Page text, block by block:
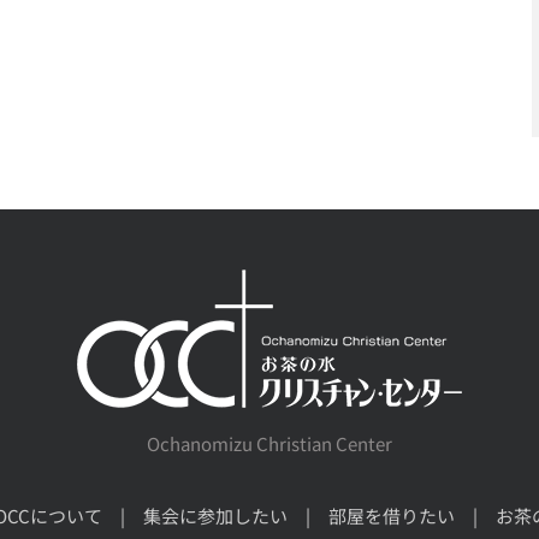
Ochanomizu Christian Center
について 集会に参加したい 部屋を借りたい お茶